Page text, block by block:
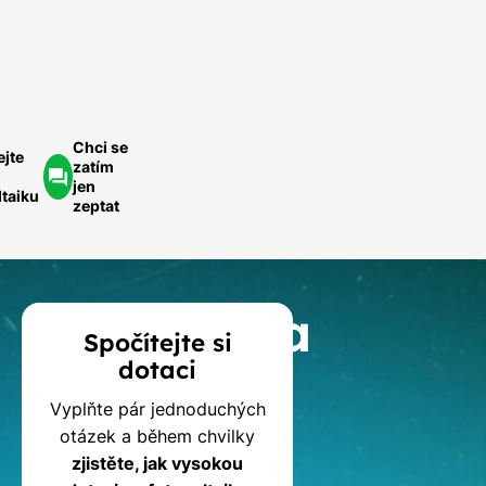
Chci se
zatím
jen
zeptat
Kalkulačka
dotací
na
Spočítejte si
dotaci
Vyplňte pár jednoduchých
otázek a během chvilky
zjistěte, jak vysokou